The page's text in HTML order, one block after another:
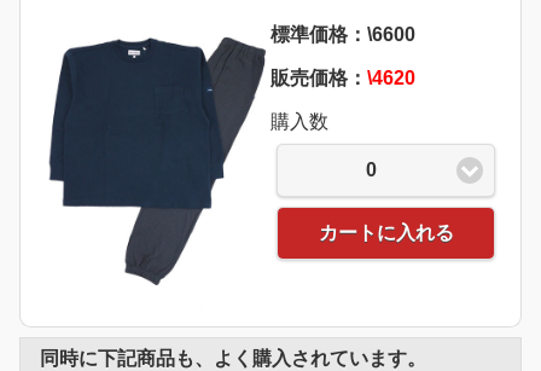
標準価格：\6600
販売価格： \4620
購入数
0
カートに入れる
同時に下記商品も、よく購入されています。